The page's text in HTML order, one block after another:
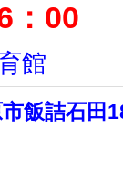
：00
館
飯詰石田